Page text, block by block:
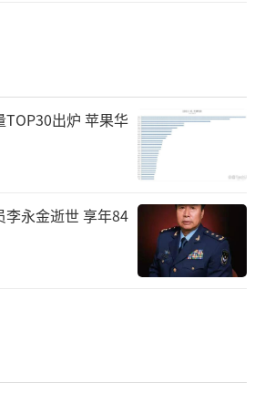
TOP30出炉 苹果华
李永金逝世 享年84